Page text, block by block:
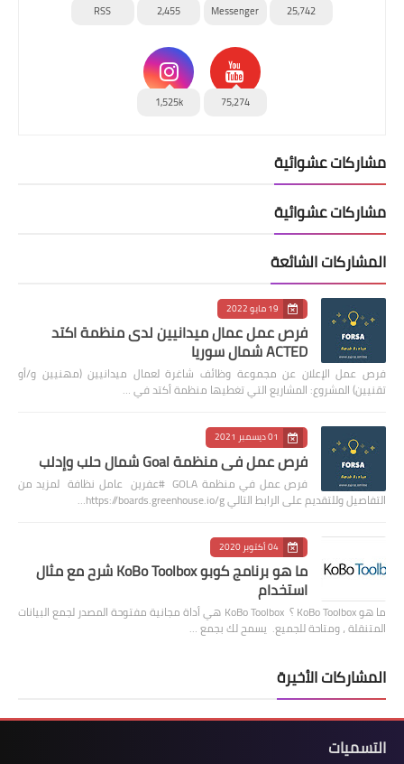
25,742
Messenger
2,455
RSS
75,274
1,525k
مشاركات عشوائية
مشاركات عشوائية
المشاركات الشائعة
19 مايو 2022
فرص عمل عمال ميدانيين لدى منظمة اكتد
ACTED شمال سوريا
فرص عمل الإعلان عن مجموعة وظائف شاغرة لعمال ميدانيين (مهنيين و/أو
تقنيين) المشروع: المشاريع التي تغطيها منظمة أكتد في …
01 ديسمبر 2021
فرص عمل في منظمة Goal شمال حلب وإدلب
فرص عمل في منظمة GOLA #عفرين عامل نظافة لمزيد من
التفاصيل وللتقديم على الرابط التالي https://boards.greenhouse.io/g…
04 أكتوبر 2020
ما هو برنامج كوبو KoBo Toolbox شرح مع مثال
استخدام
ما هو KoBo Toolbox ؟ KoBo Toolbox هي أداة مجانية مفتوحة المصدر لجمع البيانات
المتنقلة ، ومتاحة للجميع. يسمح لك بجمع …
المشاركات الأخيرة
التسميات